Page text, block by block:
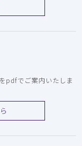
pdfでご案内いたしま